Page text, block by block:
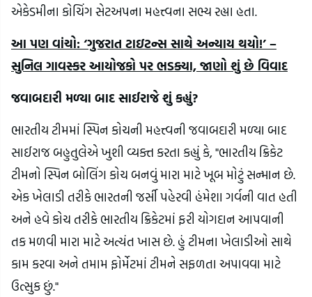
એકેડમીના કોચિંગ સેટઅપના મહત્ત્વના સભ્ય રહ્યા હતા.
આ પણ વાંચો: ‘ગુજરાત ટાઇટન્સ સાથે અન્યાય થયો!’ –
સુનિલ ગાવસ્કર આયોજકો પર ભડક્યા, જાણો શું છે વિવાદ
જવાબદારી મળ્યા બાદ સાઈરાજે શું કહ્યું?
ભારતીય ટીમમાં સ્પિન કોચની મહત્ત્વની જવાબદારી મળ્યા બાદ
સાઈરાજ બહુતુલેએ ખુશી વ્યક્ત કરતા કહ્યું કે, "ભારતીય ક્રિકેટ
ટીમનો સ્પિન બોલિંગ કોચ બનવું મારા માટે ખૂબ મોટું સન્માન છે.
એક ખેલાડી તરીકે ભારતની જર્સી પહેરવી હંમેશા ગર્વની વાત હતી
અને હવે કોચ તરીકે ભારતીય ક્રિકેટમાં ફરી યોગદાન આપવાની
તક મળવી મારા માટે અત્યંત ખાસ છે. હું ટીમના ખેલાડીઓ સાથે
કામ કરવા અને તમામ ફોર્મેટમાં ટીમને સફળતા અપાવવા માટે
ઉત્સુક છું."